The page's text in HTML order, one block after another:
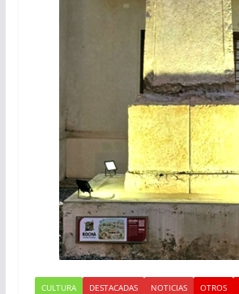
CULTURA DESTACADAS NOTICIAS OTROS